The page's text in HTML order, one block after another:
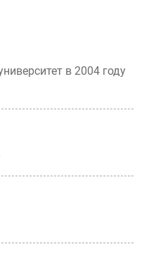
в 2004 году